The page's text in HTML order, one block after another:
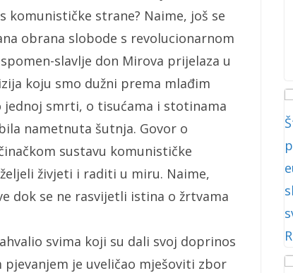
komunističke strane? Naime, još se
obrana slobode s revolucionarnom
slavlje don Mirova prijelaza u
koju smo dužni prema mlađim
jednoj smrti, o tisućama i stotinama
nametnuta šutnja. Govor o
sustavu komunističke
živjeti i raditi u miru. Naime,
dok se ne rasvijetli istina o žrtvama
svima koji su dali svoj doprinos
je uveličao mješoviti zbor